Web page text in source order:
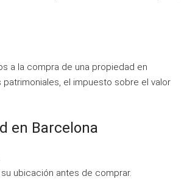
a la compra de una propiedad en
el impuesto sobre el valor
en Barcelona
ubicación antes de comprar.